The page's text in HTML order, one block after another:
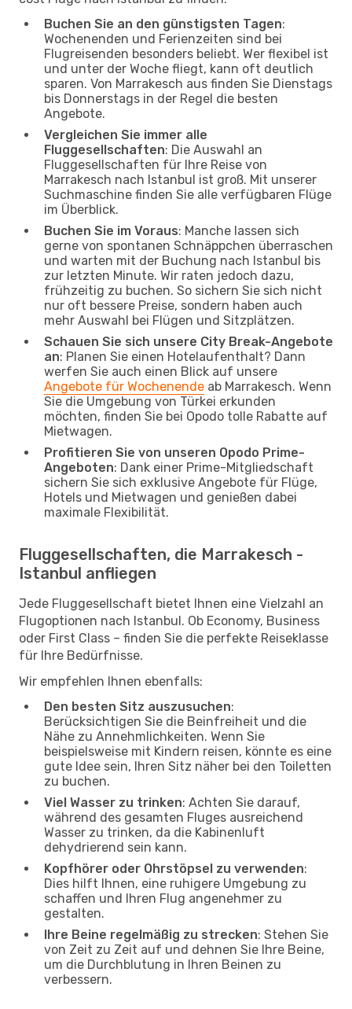
Buchen Sie an den günstigsten Tagen:
Wochenenden und Ferienzeiten sind bei
Flugreisenden besonders beliebt. Wer flexibel ist
und unter der Woche fliegt, kann oft deutlich
sparen. Von Marrakesch aus finden Sie Dienstags
bis Donnerstags in der Regel die besten
Angebote.
Vergleichen Sie immer alle
Fluggesellschaften: Die Auswahl an
Fluggesellschaften für Ihre Reise von
Marrakesch nach Istanbul ist groß. Mit unserer
Suchmaschine finden Sie alle verfügbaren Flüge
im Überblick.
Buchen Sie im Voraus: Manche lassen sich
gerne von spontanen Schnäppchen überraschen
und warten mit der Buchung nach Istanbul bis
zur letzten Minute. Wir raten jedoch dazu,
frühzeitig zu buchen. So sichern Sie sich nicht
nur oft bessere Preise, sondern haben auch
mehr Auswahl bei Flügen und Sitzplätzen.
Schauen Sie sich unsere City Break-Angebote
an: Planen Sie einen Hotelaufenthalt? Dann
werfen Sie auch einen Blick auf unsere
Angebote für Wochenende ab Marrakesch. Wenn
Sie die Umgebung von Türkei erkunden
möchten, finden Sie bei Opodo tolle Rabatte auf
Mietwagen.
Profitieren Sie von unseren Opodo Prime-
Angeboten: Dank einer Prime-Mitgliedschaft
sichern Sie sich exklusive Angebote für Flüge,
Hotels und Mietwagen und genießen dabei
maximale Flexibilität.
Fluggesellschaften, die Marrakesch -
Istanbul anfliegen
Jede Fluggesellschaft bietet Ihnen eine Vielzahl an
Flugoptionen nach Istanbul. Ob Economy, Business
oder First Class – finden Sie die perfekte Reiseklasse
für Ihre Bedürfnisse.
Wir empfehlen Ihnen ebenfalls:
Den besten Sitz auszusuchen:
Berücksichtigen Sie die Beinfreiheit und die
Nähe zu Annehmlichkeiten. Wenn Sie
beispielsweise mit Kindern reisen, könnte es eine
gute Idee sein, Ihren Sitz näher bei den Toiletten
zu buchen.
Viel Wasser zu trinken: Achten Sie darauf,
während des gesamten Fluges ausreichend
Wasser zu trinken, da die Kabinenluft
dehydrierend sein kann.
Kopfhörer oder Ohrstöpsel zu verwenden:
Dies hilft Ihnen, eine ruhigere Umgebung zu
schaffen und Ihren Flug angenehmer zu
gestalten.
Ihre Beine regelmäßig zu strecken: Stehen Sie
von Zeit zu Zeit auf und dehnen Sie Ihre Beine,
um die Durchblutung in Ihren Beinen zu
verbessern.